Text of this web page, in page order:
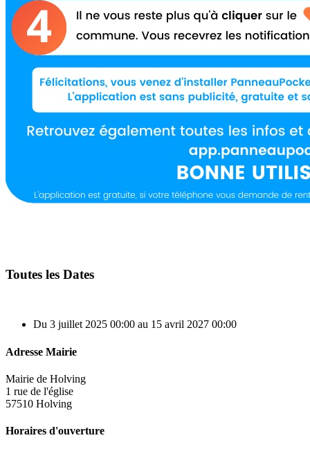
Toutes les Dates
Du 3 juillet 2025 00:00 au 15 avril 2027 00:00
Adresse Mairie
Mairie de Holving
1 rue de l'église
57510 Holving
Horaires d'ouverture